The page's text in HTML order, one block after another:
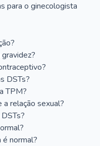
para o ginecologista
DSTs?
TPM?
relação sexual?
é normal?